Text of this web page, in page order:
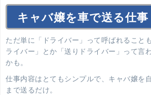
キャバ嬢を車で送る仕事
ただ単に「ドライバー」って呼ばれること
ライバー」とか「送りドライバー」って言
かも。
仕事内容はとてもシンプルで、キャバ嬢を
まで送るだけ。